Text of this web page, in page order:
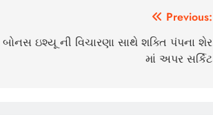
navigation
Previous:
બોનસ ઇશ્યૂ ની વિચારણા સાથે શક્તિ પંપના શેર
માં અપર સર્કિટ